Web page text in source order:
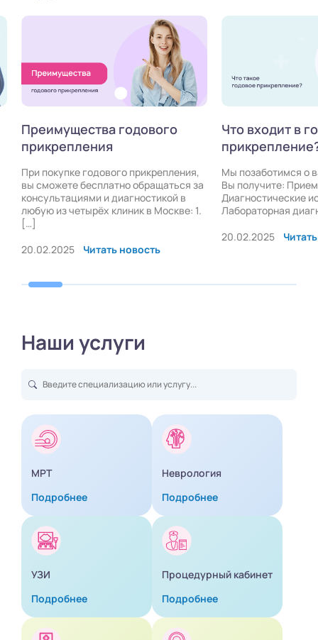
Преимущества годового
прикрепления
При покупке годового прикрепления,
вы сможете бесплатно обращаться за
консультациями и диагностикой в
любую из четырёх клиник в Москве: 1.
[…]
20.02.2025
Читать новость
Что входит в
Мы позаботимся о
Вы получите:
Диагностические
Лабораторная
20.02.2025
Наши услуги
МРТ
Подробнее
Неврология
Подробнее
УЗИ
Подробнее
Процедурный кабинет
Подробнее